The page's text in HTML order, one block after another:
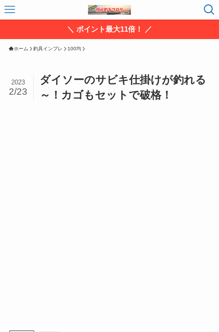
＼ ポイント最大11倍！ ／
ホーム 釣具インプレ 100均
ダイソーのサビキ仕掛けが釣れる
～！カゴもセットで破格！
2023
2/23